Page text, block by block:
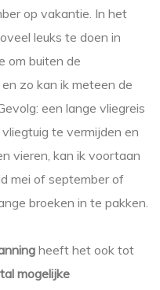
op vakantie. In het
leuks te doen in
om buiten de
zo kan ik meteen de
een lange vliegreis
te vermijden en
vieren, kan ik voortaan
mei of september of
broeken in te pakken.
heeft het ook tot
mogelijke